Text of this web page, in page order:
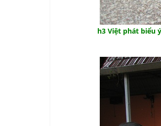
h3 Việt phát biểu ý